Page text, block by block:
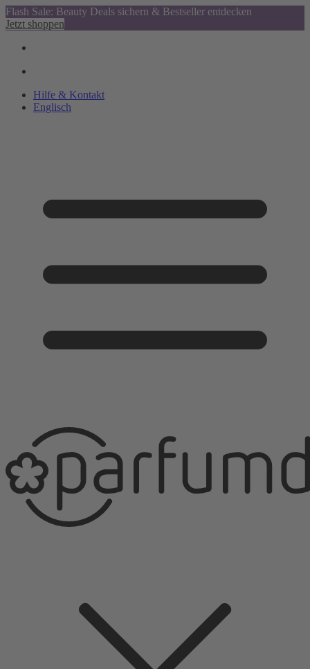
Flash Sale: Beauty Deals sichern & Bestseller entdecken
Jetzt shoppen
Hilfe & Kontakt
Englisch